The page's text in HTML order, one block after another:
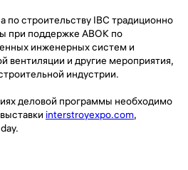
по строительству IBC традиционно
при поддержке АВОК по
инженерных систем и
вентиляции и другие мероприятия,
индустрии.
деловой программы необходимо
interstroyexpo.com,